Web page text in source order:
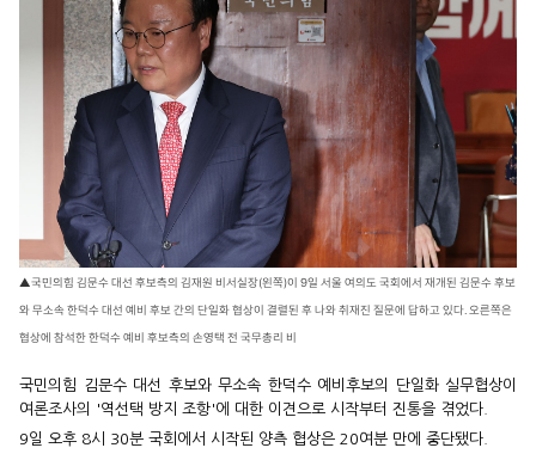
▲국민의힘 김문수 대선 후보측의 김재원 비서실장(왼쪽)이 9일 서울 여의도 국회에서 재개된 김문수 후보
와 무소속 한덕수 대선 예비 후보 간의 단일화 협상이 결렬된 후 나와 취재진 질문에 답하고 있다. 오른쪽은
협상에 참석한 한덕수 예비 후보측의 손영택 전 국무총리 비
국민의힘 김문수 대선 후보와 무소속 한덕수 예비후보의 단일화 실무협상이
여론조사의 '역선택 방지 조항'에 대한 이견으로 시작부터 진통을 겪었다.
9일 오후 8시 30분 국회에서 시작된 양측 협상은 20여분 만에 중단됐다.